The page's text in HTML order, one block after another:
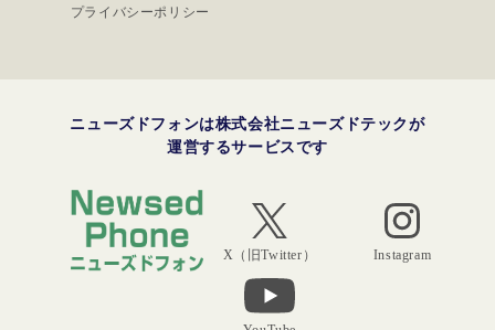
プライバシーポリシー
ニューズドフォンは株式会社ニューズドテックが
運営するサービスです
X（旧Twitter） Instagram